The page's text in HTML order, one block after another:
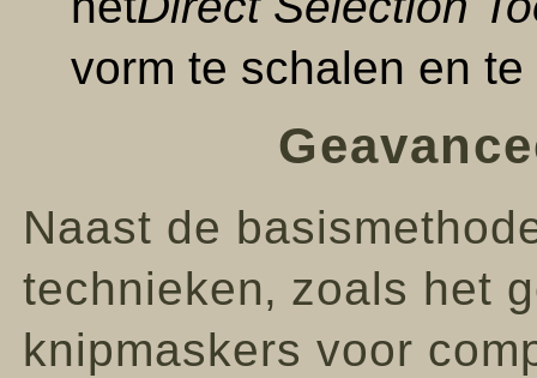
vorm te schalen en
Naast de
technieken‚ zoals het
knipmaskers voor